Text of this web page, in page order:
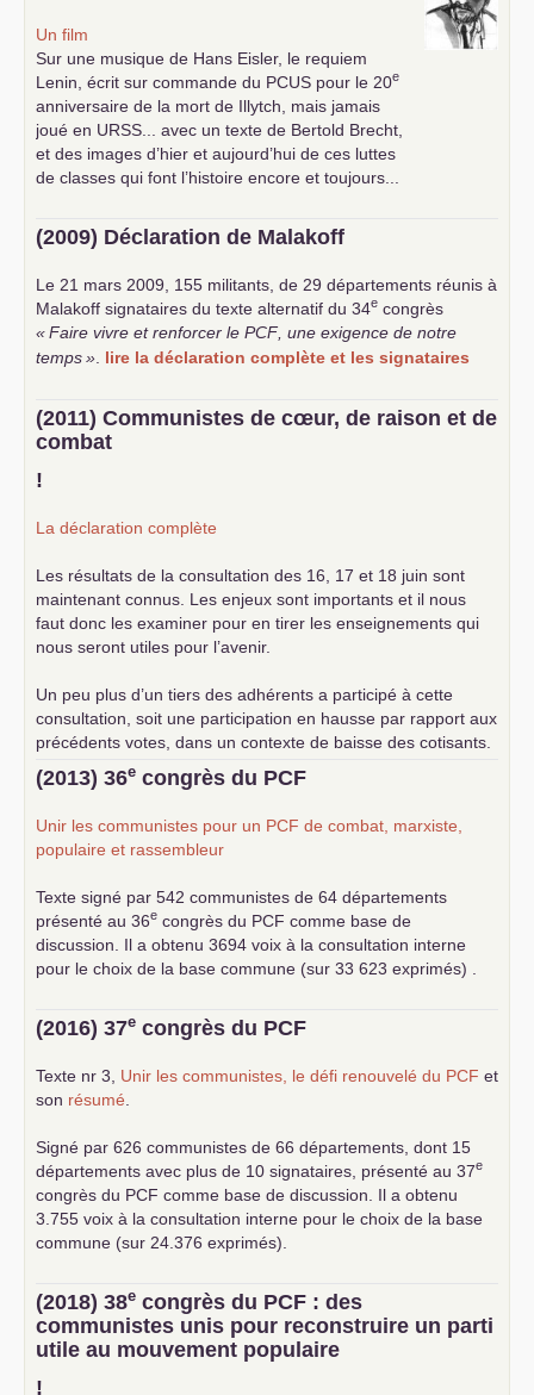
Un film
Sur une musique de Hans Eisler, le requiem
Lenin, écrit sur commande du PCUS pour le 20e
anniversaire de la mort de Illytch, mais jamais
joué en URSS ... avec un texte de Bertold Brecht,
et des images d’hier et aujourd’hui de ces luttes
de classes qui font l’histoire encore et toujours...
(2009) Déclaration de Malakoff
Le 21 mars 2009, 155 militants, de 29 départements réunis à
Malakoff signataires du texte alternatif du 34e congrès
«Faire vivre et renforcer le PCF , une exigence de notre
temps» lire la déclaration complète et les signataires
(2011) Communistes de cœur, de raison et de
combat
!
La déclaration complète
Les résultats de la consultation des 16, 17 et 18 juin sont
maintenant connus. Les enjeux sont importants et il nous
faut donc les examiner pour en tirer les enseignements qui
nous seront utiles pour l’avenir.
Un peu plus d’un tiers des adhérents a participé à cette
consultation, soit une participation en hausse par rapport aux
précédents votes, dans un contexte de baisse des cotisants.
... lire la suite
(2013) 36e congrès du PCF
Unir les communistes pour un PCF de combat, marxiste,
populaire et rassembleur
Texte signé par 542 communistes de 64 départements
présenté au 36e congrès du PCF comme base de
discussion. Il a obtenu 3694 voix à la consultation interne
pour le choix de la base commune (sur 33 623 exprimés) .
(2016) 37e congrès du PCF
Texte nr 3, Unir les communistes, le défi renouvelé du PCF et
son résumé
Signé par 626 communistes de 66 départements, dont 15
départements avec plus de 10 signataires, présenté au 37e
congrès du PCF comme base de discussion. Il a obtenu
3.755 voix à la consultation interne pour le choix de la base
commune (sur 24.376 exprimés).
(2018) 38e congrès du PCF : des
communistes unis pour reconstruire un parti
utile au mouvement populaire
!